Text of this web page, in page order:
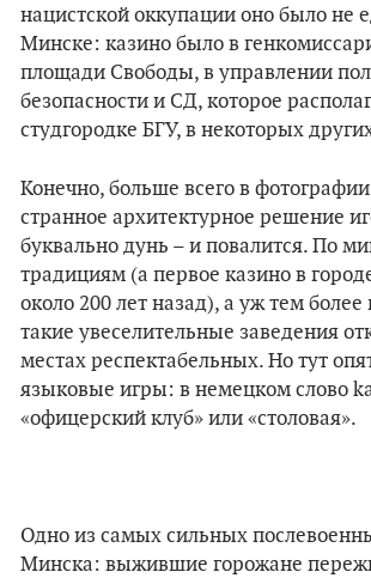
нацистской оккупации оно было не
Минске: казино было в
площади Свободы, в управлении
безопасности и СД, которое
студгородке БГУ, в некоторых
Конечно, больше всего в
странное архитектурное решение
буквально дунь – и повалится. По
традициям (а первое казино в
около 200 лет назад), а уж тем
такие увеселительные заведения
местах респектабельных. Но тут
языковые игры: в немецком слово
«офицерский клуб» или «столовая».
Одно из самых сильных
Минска: выжившие горожане